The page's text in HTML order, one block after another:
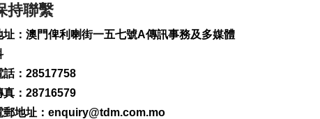
163
0
持聯繫
址：澳門俾利喇街一五七號A傳訊事務及多媒體
話：28517758
真：28716579
郵地址： enquiry@tdm.com.mo